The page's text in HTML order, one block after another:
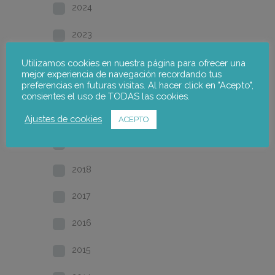
2024
2023
2022
2021
2020
2018
2017
2016
2015
Utilizamos cookies en nuestra página para ofrecer una
mejor experiencia de navegación recordando tus
preferencias en futuras visitas. Al hacer click en "Acepto",
consientes el uso de TODAS las cookies.
Ajustes de cookies ACEPTO